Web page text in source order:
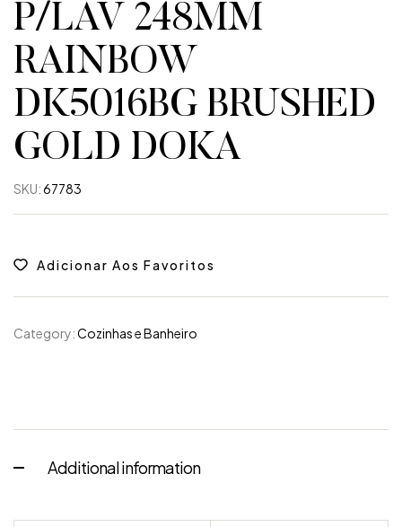
P/LAV 248MM
RAINBOW
DK5016BG BRUSHED
GOLD DOKA
SKU:67783
Adicionar Aos Favoritos
Category:Cozinhas e Banheiro
Additional information